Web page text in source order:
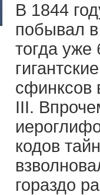
В 1844
побывал
тогда
сфинксов
III.
кодов
гораздо